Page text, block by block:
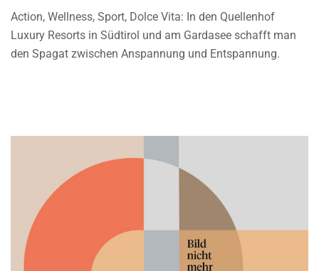
Action, Wellness, Sport, Dolce Vita: In den Quellenhof
Luxury Resorts in Südtirol und am Gardasee schafft man
den Spagat zwischen Anspannung und Entspannung.